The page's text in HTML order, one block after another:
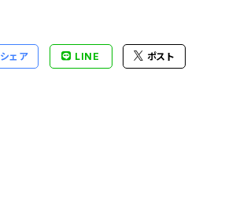
シェア LINE ポスト